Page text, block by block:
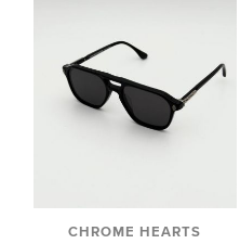
CHROME HEARTS